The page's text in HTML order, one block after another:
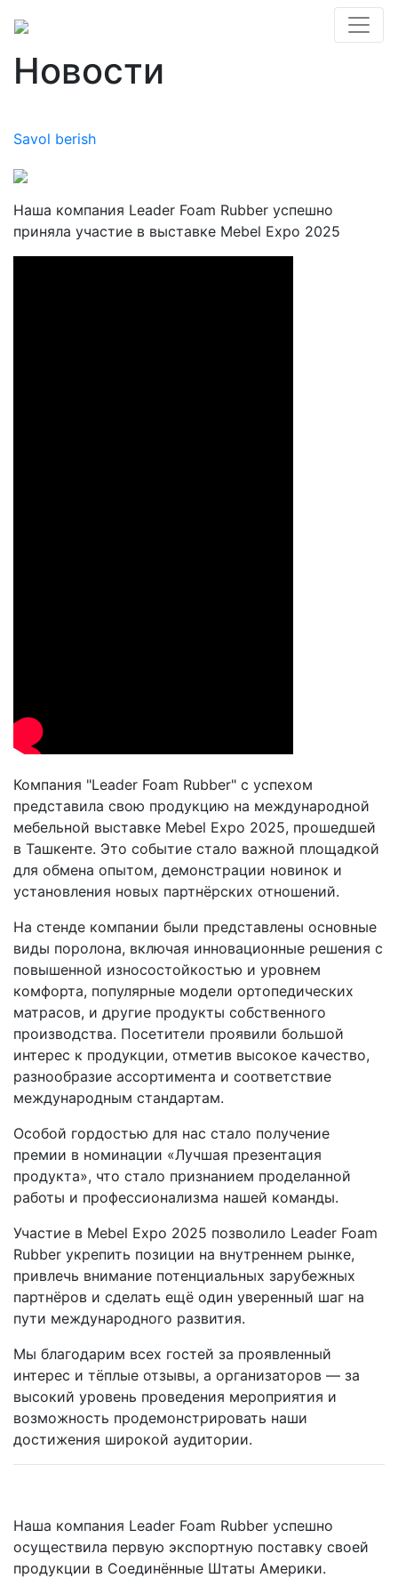
Новости
Savol berish
Наша компания Leader Foam Rubber успешно
приняла участие в выставке Mebel Expo 2025
Компания "Leader Foam Rubber" с успехом
представила свою продукцию на международной
мебельной выставке Mebel Expo 2025, прошедшей
в Ташкенте. Это событие стало важной площадкой
для обмена опытом, демонстрации новинок и
установления новых партнёрских отношений.
На стенде компании были представлены основные
виды поролона, включая инновационные решения с
повышенной износостойкостью и уровнем
комфорта, популярные модели ортопедических
матрасов, и другие продукты собственного
производства. Посетители проявили большой
интерес к продукции, отметив высокое качество,
разнообразие ассортимента и соответствие
международным стандартам.
Особой гордостью для нас стало получение
премии в номинации «Лучшая презентация
продукта», что стало признанием проделанной
работы и профессионализма нашей команды.
Участие в Mebel Expo 2025 позволило Leader Foam
Rubber укрепить позиции на внутреннем рынке,
привлечь внимание потенциальных зарубежных
партнёров и сделать ещё один уверенный шаг на
пути международного развития.
Мы благодарим всех гостей за проявленный
интерес и тёплые отзывы, а организаторов — за
высокий уровень проведения мероприятия и
возможность продемонстрировать наши
достижения широкой аудитории.
Наша компания Leader Foam Rubber успешно
осуществила первую экспортную поставку своей
продукции в Соединённые Штаты Америки.